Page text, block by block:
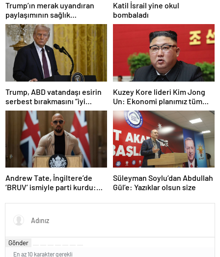
Trump’ın merak uyandıran
paylaşımının sağlık
sistemiyle ilgili kararname
olduğu anlaşıldı
Katil İsrail yine okul
bombaladı
Trump, ABD vatandaşı esirin
serbest bırakmasını “iyi
niyetle atılmış bir adım”
olarak değerlendirdi
Kuzey Kore lideri Kim Jong
Un: Ekonomi planımız tüm
sektörlerde başarısız oldu
Andrew Tate, İngiltere’de
‘BRUV’ ismiyle parti kurdu:
propagandasını
yasaklayacağız’
Süleyman Soylu’dan Abdullah
Gül’e: Yazıklar olsun size
Gönder
En az 10 karakter gerekli